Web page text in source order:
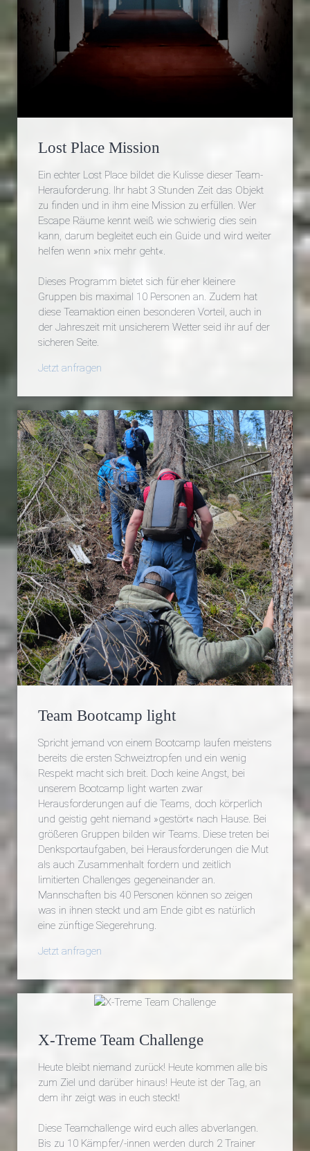
Lost Place Mission
Ein echter Lost Place bildet die Kulisse dieser Team-
Herauforderung. Ihr habt 3 Stunden Zeit das Objekt
zu finden und in ihm eine Mission zu erfüllen. Wer
Escape Räume kennt weiß wie schwierig dies sein
kann, darum begleitet euch ein Guide und wird weiter
helfen wenn »nix mehr geht«.
Dieses Programm bietet sich für eher kleinere
Gruppen bis maximal 10 Personen an. Zudem hat
diese Teamaktion einen besonderen Vorteil, auch in
der Jahreszeit mit unsicherem Wetter seid ihr auf der
sicheren Seite.
Jetzt anfragen
Team Bootcamp light
Spricht jemand von einem Bootcamp laufen meistens
bereits die ersten Schweiztropfen und ein wenig
Respekt macht sich breit. Doch keine Angst, bei
unserem Bootcamp light warten zwar
Herausforderungen auf die Teams, doch körperlich
und geistig geht niemand »gestört« nach Hause. Bei
größeren Gruppen bilden wir Teams. Diese treten bei
Denksportaufgaben, bei Herausforderungen die Mut
als auch Zusammenhalt fordern und zeitlich
limitierten Challenges gegeneinander an.
Mannschaften bis 40 Personen können so zeigen
was in ihnen steckt und am Ende gibt es natürlich
eine zünftige Siegerehrung.
Jetzt anfragen
X-Treme Team Challenge
Heute bleibt niemand zurück! Heute kommen alle bis
zum Ziel und darüber hinaus! Heute ist der Tag, an
dem ihr zeigt was in euch steckt!
Diese Teamchallenge wird euch alles abverlangen.
Bis zu 10 Kämpfer/-innen werden durch 2 Trainer